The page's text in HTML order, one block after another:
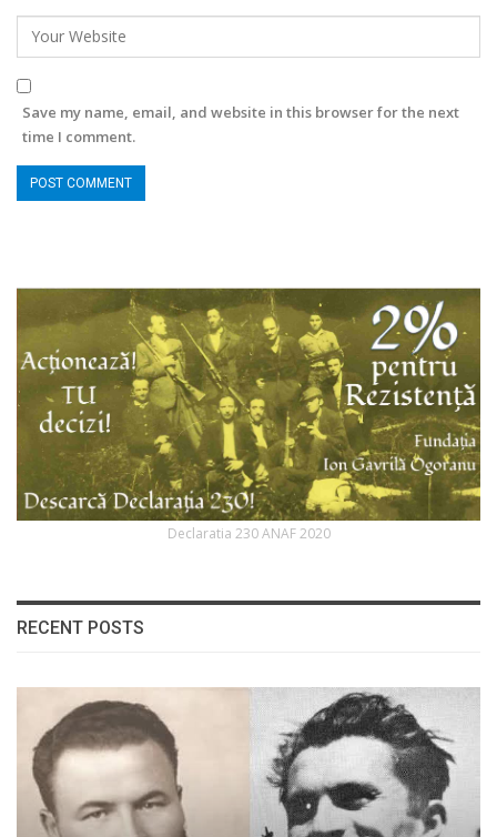
Save my name, email, and website in this browser for the next
time I comment.
Declaratia 230 ANAF 2020
RECENT POSTS